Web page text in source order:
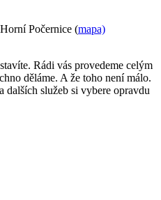
Počernice (mapa)
Rádi vás provedeme celým
děláme. A že toho není málo.
dalších služeb si vybere opravdu